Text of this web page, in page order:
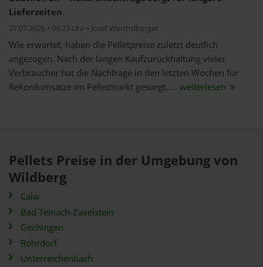
Lieferzeiten
27.07.2026 • 09:23 Uhr • Josef Weichslberger
Wie erwartet, haben die Pelletpreise zuletzt deutlich
angezogen. Nach der langen Kaufzurückhaltung vieler
Verbraucher hat die Nachfrage in den letzten Wochen für
Rekordumsätze im Pelletmarkt gesorgt.... weiterlesen
Pellets Preise in der Umgebung von
Wildberg
Calw
Bad Teinach-Zavelstein
Gechingen
Rohrdorf
Unterreichenbach